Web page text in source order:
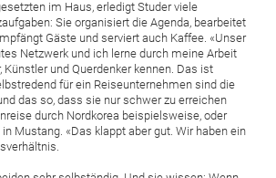
im Haus, erledigt Studer viele
Sie organisiert die Agenda, bearbeitet
Gäste und serviert auch Kaffee. «Unser
Netzwerk und ich lerne durch meine Arbeit
Künstler und Querdenker kennen. Das ist
für ein Reiseunternehmen sind die
das so, dass sie nur schwer zu erreichen
durch Nordkorea beispielsweise, oder
Mustang. «Das klappt aber gut. Wir haben ein